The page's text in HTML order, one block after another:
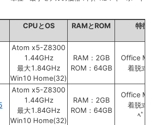
CPUとOS RAMとROM 特徴
Atom x5-Z8300
1.44GHz
最大1.84GHz
Win10 Home(32)
RAM：2GB
ROM：64GB
Office
着脱式
Atom x5-Z8300
1.44GHz
最大1.84GHz
Win10 Home(32)
RAM：2GB
ROM：64GB
Office
着脱式
ﾍﾟﾝ